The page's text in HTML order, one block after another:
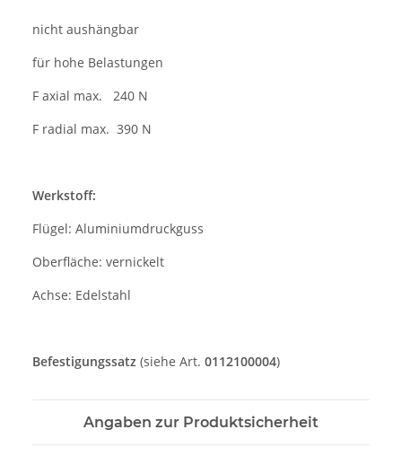
nicht aushängbar
für hohe Belastungen
F axial max. 240 N
F radial max. 390 N
Werkstoff:
Flügel: Aluminiumdruckguss
Oberfläche: vernickelt
Achse: Edelstahl
Befestigungssatz (siehe Art. 0112100004)
Angaben zur Produktsicherheit